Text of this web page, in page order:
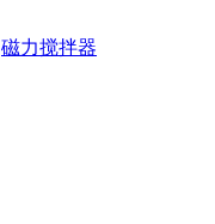
磁力搅拌器